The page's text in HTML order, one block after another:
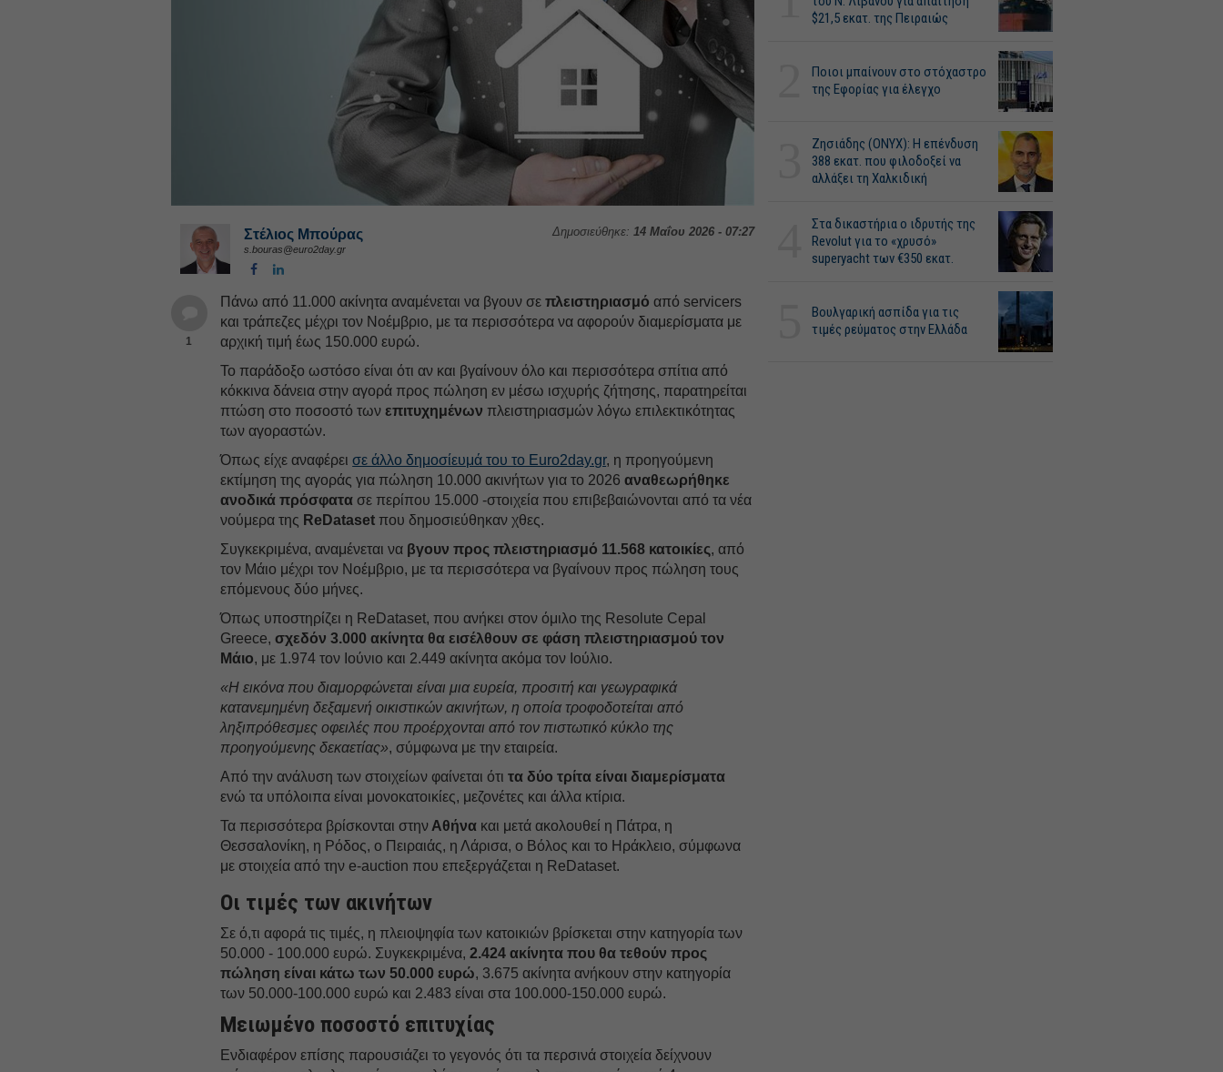
Δημοσιεύθηκε: 14 Μαΐου 2026 - 07:27
Στέλιος Μπούρας
s.bouras@euro2day.gr
1
Πάνω από 11.000 ακίνητα αναμένεται να βγουν σε πλειστηριασμό από servicers
και τράπεζες μέχρι τον Νοέμβριο, με τα περισσότερα να αφορούν διαμερίσματα με
αρχική τιμή έως 150.000 ευρώ.
Το παράδοξο ωστόσο είναι ότι αν και βγαίνουν όλο και περισσότερα σπίτια από
κόκκινα δάνεια στην αγορά προς πώληση εν μέσω ισχυρής ζήτησης, παρατηρείται
πτώση στο ποσοστό τωνεπιτυχημένων πλειστηριασμών λόγω επιλεκτικότητας
των αγοραστών.
Όπως είχε αναφέρεισε άλλο δημοσίευμά του το Euro2day.gr, η προηγούμενη
εκτίμηση της αγοράς για πώληση 10.000 ακινήτων για το 2026αναθεωρήθηκε
ανοδικά πρόσφατα σε περίπου 15.000 -στοιχεία που επιβεβαιώνονται από τα νέα
νούμερα της ReDataset που δημοσιεύθηκαν χθες.
Συγκεκριμένα, αναμένεται να βγουν προς πλειστηριασμό 11.568 κατοικίες, από
τον Μάιο μέχρι τον Νοέμβριο, με τα περισσότερα να βγαίνουν προς πώληση τους
επόμενους δύο μήνες.
Όπως υποστηρίζει η ReDataset, που ανήκει στον όμιλο της Resolute Cepal
Greece,σχεδόν 3.000 ακίνητα θα εισέλθουν σε φάση πλειστηριασμού τον
Μάιο, με 1.974 τον Ιούνιο και 2.449 ακίνητα ακόμα τον Ιούλιο.
«Η εικόνα που διαμορφώνεται είναι μια ευρεία, προσιτή και γεωγραφικά
κατανεμημένη δεξαμενή οικιστικών ακινήτων, η οποία τροφοδοτείται από
ληξιπρόθεσμες οφειλές που προέρχονται από τον πιστωτικό κύκλο της
προηγούμενης δεκαετίας», σύμφωνα με την εταιρεία.
Από την ανάλυση των στοιχείων φαίνεται ότιτα δύο τρίτα είναι διαμερίσματα
ενώ τα υπόλοιπα είναι μονοκατοικίες, μεζονέτες και άλλα κτίρια.
Τα περισσότερα βρίσκονται στην Αθήνα και μετά ακολουθεί η Πάτρα, η
Θεσσαλονίκη, η Ρόδος, ο Πειραιάς, η Λάρισα, ο Βόλος και το Ηράκλειο, σύμφωνα
με στοιχεία από την e-auction που επεξεργάζεται η ReDataset.
Οι τιμές των ακινήτων
Σε ό,τι αφορά τις τιμές, η πλειοψηφία των κατοικιών βρίσκεται στην κατηγορία των
50.000 - 100.000 ευρώ. Συγκεκριμένα,2.424 ακίνητα που θα τεθούν προς
πώληση είναι κάτω των 50.000 ευρώ, 3.675 ακίνητα ανήκουν στην κατηγορία
των 50.000-100.000 ευρώ και 2.483 είναι στα 100.000-150.000 ευρώ.
Μειωμένο ποσοστό επιτυχίας
Ενδιαφέρον επίσης παρουσιάζει το γεγονός ότι τα περσινά στοιχεία δείχνουν
$21,5 εκατ. της Πειραιώς
Ποιοι μπαίνουν στο στόχαστρο
της Εφορίας για έλεγχο
Ζησιάδης (ONYX): Η επένδυση
388 εκατ. που φιλοδοξεί να
αλλάξει τη Χαλκιδική
Στα δικαστήρια ο ιδρυτής της
Revolut για το «χρυσό»
superyacht των €350 εκατ.
Βουλγαρική ασπίδα για τις
τιμές ρεύματος στην Ελλάδα